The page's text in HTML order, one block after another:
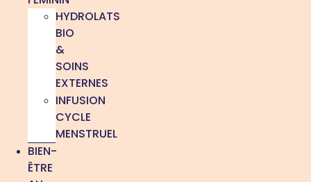
HYDROLATS
BIO
&
SOINS
EXTERNES
INFUSION
CYCLE
MENSTRUEL
BIEN-
ÊTRE